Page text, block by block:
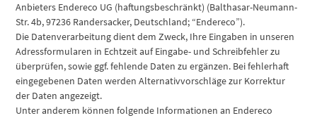
Anbieters Endereco UG (haftungsbeschränkt) (Balthasar-Neumann-
Str. 4b, 97236 Randersacker, Deutschland; “Endereco”).
Die Datenverarbeitung dient dem Zweck, Ihre Eingaben in unseren
Adressformularen in Echtzeit auf Eingabe- und Schreibfehler zu
überprüfen, sowie ggf. fehlende Daten zu ergänzen. Bei fehlerhaft
eingegebenen Daten werden Alternativvorschläge zur Korrektur
der Daten angezeigt.
Unter anderem können folgende Informationen an Endereco